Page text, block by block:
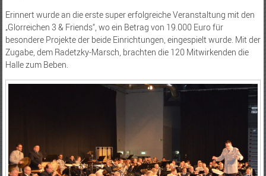
Erinnert wurde an die erste super erfolgreiche Veranstaltung mit den
„Glorreichen 3 & Friends“, wo ein Betrag von 19.000 Euro für
besondere Projekte der beide Einrichtungen, eingespielt wurde. Mit der
Zugabe, dem Radetzky-Marsch, brachten die 120 Mitwirkenden die
Halle zum Beben.